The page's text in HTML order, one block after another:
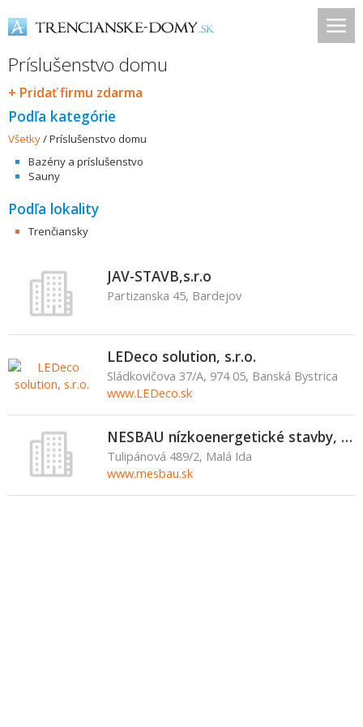
Príslušenstvo domu
+ Pridať firmu zdarma
Podľa kategórie
Všetky/Príslušenstvo domu
Bazény a príslušenstvo
Sauny
Podľa lokality
Trenčiansky
JAV-STAVB,s.r.o
Partizanska 45, Bardejov
LEDeco solution, s.r.o.
Sládkovičova 37/A, 974 05, Banská Bystrica
www.LEDeco.sk
NESBAU nízkoenergetické stavby, s.r.o.
Tulipánová 489/2, Malá Ida
www.mesbau.sk